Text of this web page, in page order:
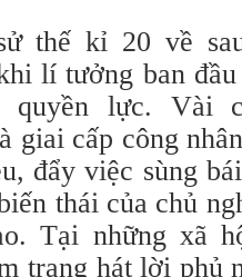
thế kỉ 20 về
lí tưởng ban
lực. Vài
giai cấp công
đẩy việc sùng
thái của chủ
Tại những xã
trang hát lời phủ